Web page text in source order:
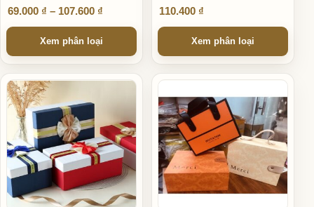
69.000 ₫ – 107.600 ₫ Khoảng giá: từ 69.000 ₫ đến 107.600 ₫
Xem phân loại
110.400 ₫
Xem phân loại
Sản phẩm này có nhiều biến thể. Các tùy chọn có thể được